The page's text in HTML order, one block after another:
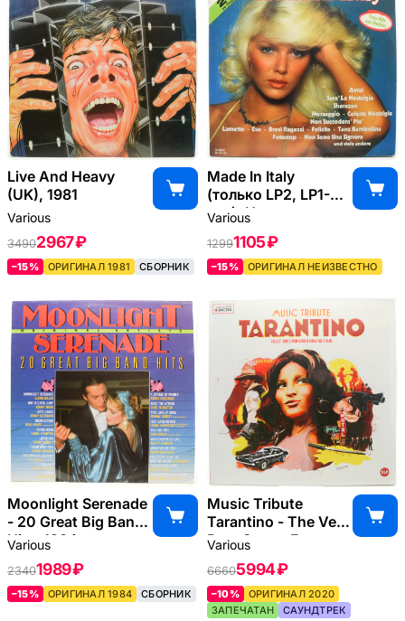
Live And Heavy
(UK), 1981
Various
34902967 ₽
–15% ОРИГИНАЛ 1981 СБОРНИК
Made In Italy
(только LP2, LP1-
нет), Неизвестно
Various
12991105 ₽
–15% ОРИГИНАЛ НЕИЗВЕСТНО
Moonlight Serenade
- 20 Great Big Band
Hits, 1984
Various
23401989 ₽
–15% ОРИГИНАЛ 1984 СБОРНИК
Music Tribute
Tarantino - The Very
Best Songs From
Films (2LP), 2020
Various
66605994 ₽
–10%
ОРИГИНАЛ 2020
ЗАПЕЧАТАН
САУНДТРЕК